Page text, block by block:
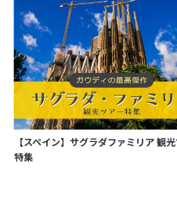
【スペイン】サグラダファミリア 観
特集